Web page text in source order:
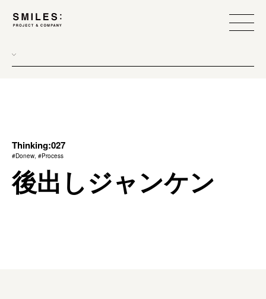
scope
process
team management
Thinking:027
#Donew, #Process
後出しジャンケン